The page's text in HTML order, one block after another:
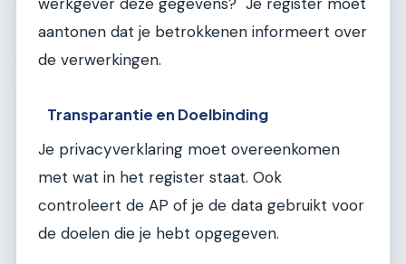
aantonen dat je betrokkenen informeert over
de verwerkingen.
Transparantie en Doelbinding
Je privacyverklaring moet overeenkomen
met wat in het register staat. Ook
controleert de AP of je de data gebruikt voor
de doelen die je hebt opgegeven.